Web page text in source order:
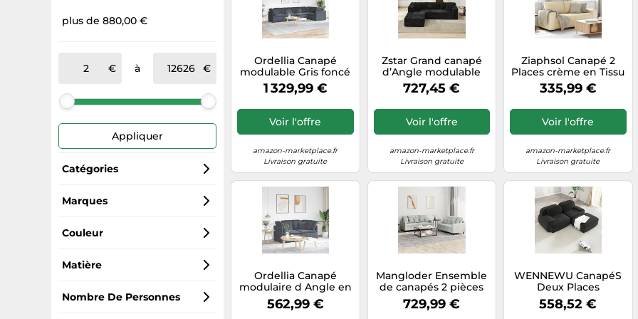
plus de 880,00 €
à
Appliquer
Catégories
Canapés
Salons de jardin
Lits pour animaux
Matériel orthopédique pour animaux
Marques
vidaXL
Generic Sports
Miliboo
Couleur
Gris
Argent
Matière
Métal
Nombre De Personnes
Ordellia Canapé
modulable Gris foncé
en Velours, Sofa d
Angle avec 13 Grands
Coussins, Structure
métal, 400 x 200 x 64
Appartement
intérieur Maison
1 329,99 €
Voir l'offre
amazon-marketplace.fr
Livraison gratuite
Zstar Grand canapé
d’Angle modulable
270 cm - Velours
côtelé Noir, Assise
mémoire, sans
Montage - Style
espaces - Noir
727,45 €
Voir l'offre
amazon-marketplace.fr
Livraison gratuite
Ziaphsol Canapé 2
Places crème en Tissu
Polyester Durable,
Dimensions 180x77x82
séjour Chambre
Bureau, Design
Confortable avec
Grands accoudoirs
335,99 €
Voir l'offre
amazon-marketplace.fr
Livraison gratuite
Ordellia Canapé
modulaire d Angle en
Velours Gris foncé,
Cadre métal et
562,99 €
Mangloder Ensemble
de canapés 2 pièces
Gris Clair en Velours
Doux avec 7 Grands
729,99 €
WENNEWU CanapéS
Deux Places
Modernes
CompresséS Et sans
558,52 €